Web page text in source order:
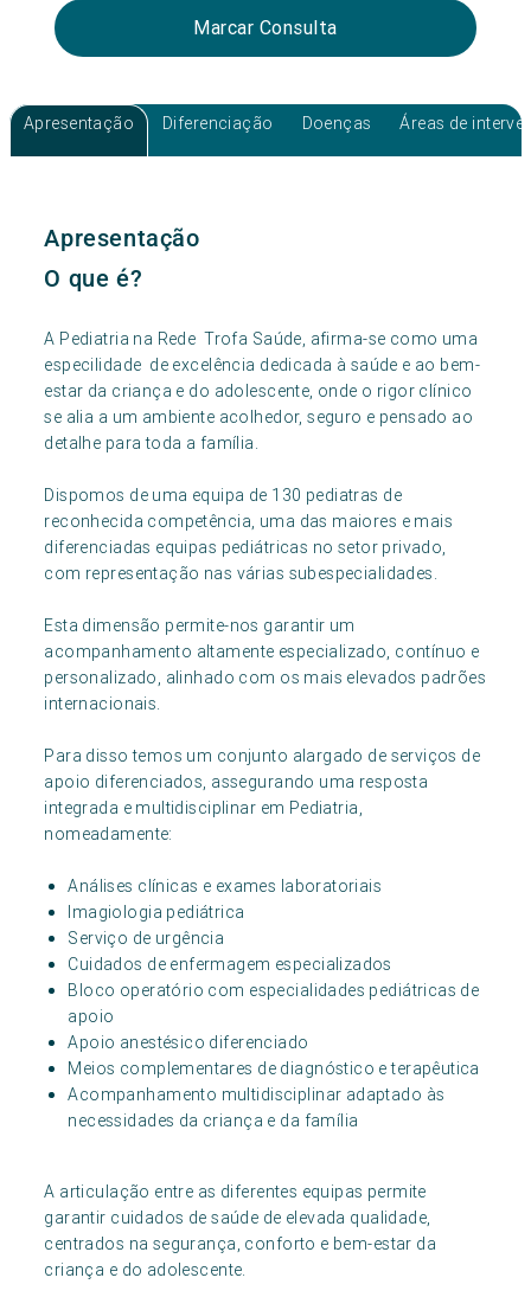
Marcar Consulta
Apresentação Diferenciação Doenças Áreas de
Apresentação
O que é?
A Pediatria na Rede Trofa Saúde, afirma-se como uma
especilidade de excelência dedicada à saúde e ao bem-
estar da criança e do adolescente, onde o rigor clínico
se alia a um ambiente acolhedor, seguro e pensado ao
detalhe para toda a família.
Dispomos de uma equipa de 130 pediatras de
reconhecida competência, uma das maiores e mais
diferenciadas equipas pediátricas no setor privado,
com representação nas várias subespecialidades.
Esta dimensão permite-nos garantir um
acompanhamento altamente especializado, contínuo e
personalizado, alinhado com os mais elevados padrões
internacionais.
Para disso temos um conjunto alargado de serviços de
apoio diferenciados, assegurando uma resposta
integrada e multidisciplinar em Pediatria,
nomeadamente:
Análises clínicas e exames laboratoriais
Imagiologia pediátrica
Serviço de urgência
Cuidados de enfermagem especializados
Bloco operatório com especialidades pediátricas de
apoio
Apoio anestésico diferenciado
Meios complementares de diagnóstico e terapêutica
Acompanhamento multidisciplinar adaptado às
necessidades da criança e da família
A articulação entre as diferentes equipas permite
garantir cuidados de saúde de elevada qualidade,
centrados na segurança, conforto e bem-estar da
criança e do adolescente.